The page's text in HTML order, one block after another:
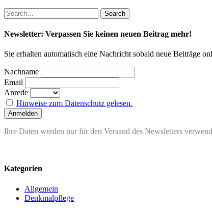
Newsletter: Verpassen Sie keinen neuen Beitrag mehr!
Sie erhalten automatisch eine Nachricht sobald neue Beiträge
Nachname
Email
Anrede
Hinweise zum Datenschutz gelesen.
Ihre Daten werden nur für den Versand des Newsletters
Kategorien
Allgemein
Denkmalpflege